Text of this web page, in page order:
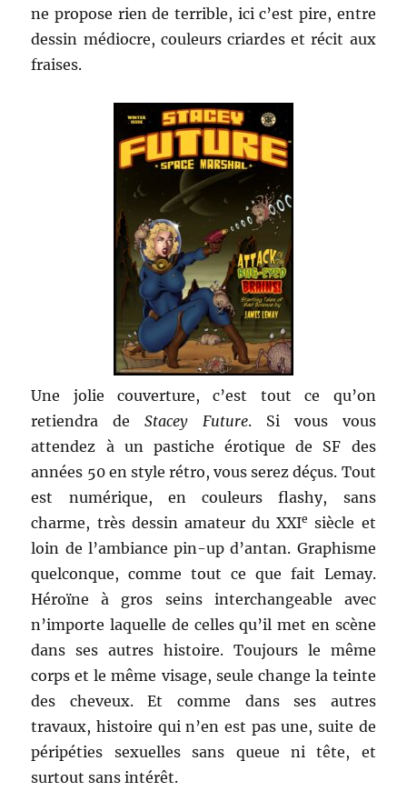
ne propose rien de terrible, ici c’est pire, entre
dessin médiocre, couleurs criardes et récit aux
fraises.
Une jolie couverture, c’est tout ce qu’on
retiendra deStacey Future. Si vous vous
attendez à un pastiche érotique de SF des
années 50 en style rétro, vous serez déçus. Tout
est numérique, en couleurs flashy, sans
charme, très dessin amateur du XXIe siècle et
loin de l’ambiance pin-up d’antan. Graphisme
quelconque, comme tout ce que fait Lemay.
Héroïne à gros seins interchangeable avec
n’importe laquelle de celles qu’il met en scène
dans ses autres histoire. Toujours le même
corps et le même visage, seule change la teinte
des cheveux. Et comme dans ses autres
travaux, histoire qui n’en est pas une, suite de
péripéties sexuelles sans queue ni tête, et
surtout sans intérêt.